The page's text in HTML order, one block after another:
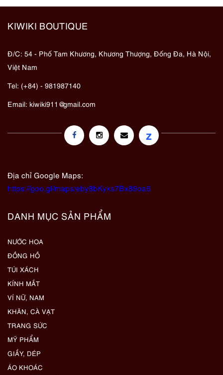
KIWIKI BOUTIQUE
Đ/C: 54 - Phố Tam Khương, Khương Thượng, Đống Đa, Hà Nội,
Việt Nam
Tel: (+84) - 981987140
Email: kiwiki911@gmail.com
z
Địa chỉ Google Maps:
https://goo.gl/maps/eby8bKyks7Bx89oa6
DANH MỤC SẢN PHẨM
NƯỚC HOA
ĐỒNG HỒ
TÚI XÁCH
KÍNH MẮT
VÍ NỮ, NAM
KHĂN, CÀ VẠT
TRANG SỨC
MỸ PHẨM
GIẦY, DÉP
ÁO KHOÁC